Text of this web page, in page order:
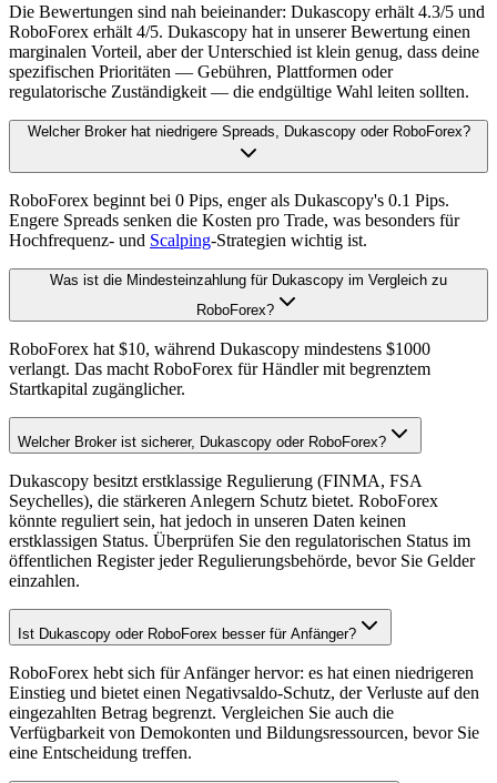
Die Bewertungen sind nah beieinander: Dukascopy erhält 4.3/5 und
RoboForex erhält 4/5. Dukascopy hat in unserer Bewertung einen
marginalen Vorteil, aber der Unterschied ist klein genug, dass deine
spezifischen Prioritäten — Gebühren, Plattformen oder
regulatorische Zuständigkeit — die endgültige Wahl leiten sollten.
Welcher Broker hat niedrigere Spreads, Dukascopy oder RoboForex?
RoboForex beginnt bei 0 Pips, enger als Dukascopy's 0.1 Pips.
Engere Spreads senken die Kosten pro Trade, was besonders für
Hochfrequenz- und Scalping-Strategien wichtig ist.
Was ist die Mindesteinzahlung für Dukascopy im Vergleich zu
RoboForex?
RoboForex hat $10, während Dukascopy mindestens $1000
verlangt. Das macht RoboForex für Händler mit begrenztem
Startkapital zugänglicher.
Welcher Broker ist sicherer, Dukascopy oder RoboForex?
Dukascopy besitzt erstklassige Regulierung (FINMA, FSA
Seychelles), die stärkeren Anlegern Schutz bietet. RoboForex
könnte reguliert sein, hat jedoch in unseren Daten keinen
erstklassigen Status. Überprüfen Sie den regulatorischen Status im
öffentlichen Register jeder Regulierungsbehörde, bevor Sie Gelder
einzahlen.
Ist Dukascopy oder RoboForex besser für Anfänger?
RoboForex hebt sich für Anfänger hervor: es hat einen niedrigeren
Einstieg und bietet einen Negativsaldo-Schutz, der Verluste auf den
eingezahlten Betrag begrenzt. Vergleichen Sie auch die
Verfügbarkeit von Demokonten und Bildungsressourcen, bevor Sie
eine Entscheidung treffen.